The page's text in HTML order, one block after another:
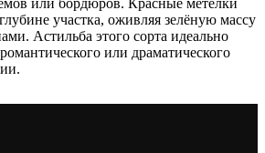
участка, оживляя зелёную массу
Астильба этого сорта идеально
или драматического